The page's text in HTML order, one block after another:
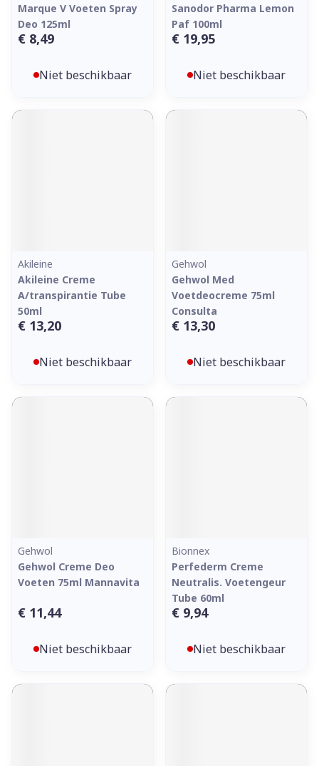
Marque V Voeten Spray
Deo 125ml
€ 8,49
Niet beschikbaar
Sanodor Pharma Lemon
Paf 100ml
€ 19,95
Niet beschikbaar
Akileine
Akileine Creme
A/transpirantie Tube
50ml
€ 13,20
Niet beschikbaar
Gehwol
Gehwol Med
Voetdeocreme 75ml
Consulta
€ 13,30
Niet beschikbaar
Gehwol
Gehwol Creme Deo
Voeten 75ml Mannavita
€ 11,44
Niet beschikbaar
Bionnex
Perfederm Creme
Neutralis. Voetengeur
Tube 60ml
€ 9,94
Niet beschikbaar